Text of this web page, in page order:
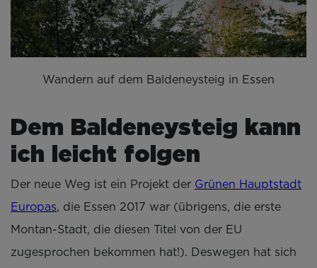
Wandern auf dem Baldeneysteig in Essen
Dem Baldeneysteig kann
ich leicht folgen
Der neue Weg ist ein Projekt der Grünen Hauptstadt
Europas, die Essen 2017 war (übrigens, die erste
Montan-Stadt, die diesen Titel von der EU
zugesprochen bekommen hat!). Deswegen hat sich